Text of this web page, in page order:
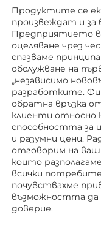
Продуктите се
произвеждат и за
Предприятието
оцеляване чрез
спазваме
обслужване на
„независимо
разработките.
обратна връзка
клиенти относно
способността за
и разумни цени.
отговорим на
които
всички
почувствахме
възможността да
доверие.